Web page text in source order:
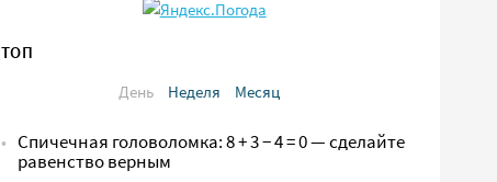
ТОП
День
Неделя Месяц
Спичечная головоломка: 8 + 3 − 4 = 0 — сделайте
равенство верным